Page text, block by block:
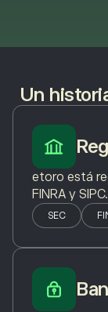
Un
etoro está
FINRA y SIPC.
SEC